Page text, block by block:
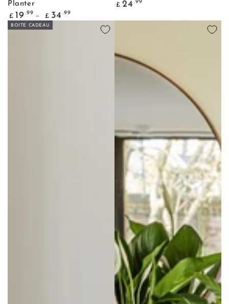
Planter
Prix
normal
£ 19 .99
£ 34 .99
£ 24 .99
BOITE CADEAU